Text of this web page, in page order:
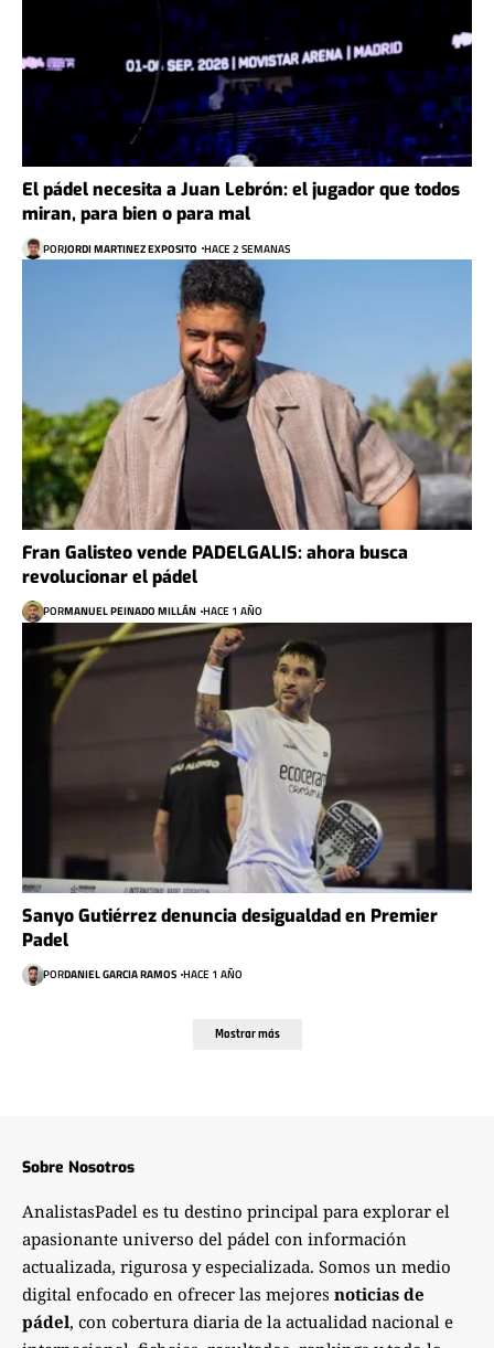
El pádel necesita a Juan Lebrón: el jugador que todos
miran, para bien o para mal
PORJORDI MARTINEZ EXPOSITO HACE 2 SEMANAS
Fran Galisteo vende PADELGALIS: ahora busca
revolucionar el pádel
PORMANUEL PEINADO MILLÁN HACE 1 AÑO
Sanyo Gutiérrez denuncia desigualdad en Premier
Padel
PORDANIEL GARCIA RAMOS HACE 1 AÑO
Mostrar más
Sobre Nosotros
AnalistasPadel es tu destino principal para explorar el
apasionante universo del pádel con información
actualizada, rigurosa y especializada. Somos un medio
digital enfocado en ofrecer las mejores noticias de
pádel, con cobertura diaria de la actualidad nacional e